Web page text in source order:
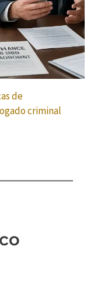
de
criminal